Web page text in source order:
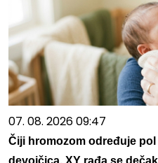
07. 08. 2026 09:47
Čiji hromozom određuje pol
devojčica, XY rađa se dečak